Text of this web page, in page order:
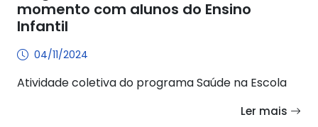
momento com alunos do Ensino
Infantil
04/11/2024
Atividade coletiva do programa Saúde na Escola
Ler mais